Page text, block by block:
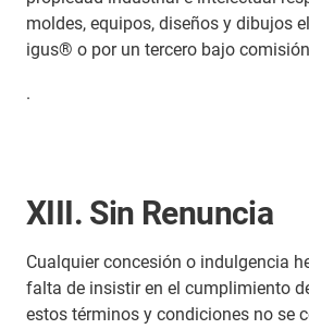
moldes, equipos, diseños y dibujos
igus® o por un tercero bajo
.
XIII. Sin Renuncia
Cualquier concesión o indulgencia
falta de insistir en el cumplimiento
estos términos y condiciones no se